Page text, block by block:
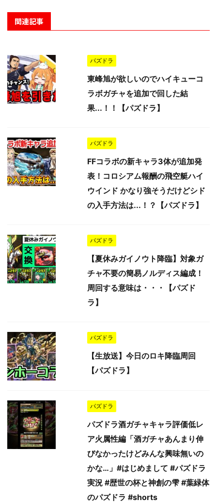
関連記事
パズドラ
東峰旭が欲しいのでハイキューコ
ラボガチャを追加で回した結
果...！！【パズドラ】
パズドラ
FFコラボの新キャラ3体が追加発
表！コロシアム報酬の飛空艇ハイ
ウインド かなり強そうだけどシド
の入手方法は...！？【パズドラ】
パズドラ
【夏休みガイノウト降臨】対象ガ
チャ不要の簡易ノルディス編成！
周回する意味は・・・【パズド
ラ】
パズドラ
【生放送】今日のロキ降臨周回
【パズドラ】
パズドラ
パズドラ酒ガチャキャラ評価低レ
ア火属性編「酒ガチャあんまり伸
びなかったけどみんな興味無いの
かな…」#はじめまして #パズドラ
実況 #歴世の杯と神創の雫 #葉緑体
のパズドラ #shorts